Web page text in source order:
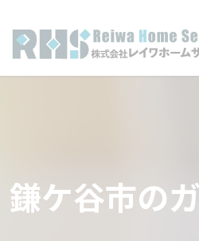
鎌ケ谷市の